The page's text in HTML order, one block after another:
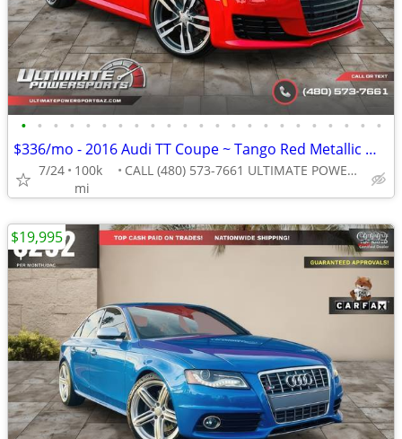
• • • • • • • • • • • • • • • • • • • • • • •
$336/mo - 2016 Audi TT Coupe ~ Tango Red Metallic WE FINANCE ALL CREDI
7/24
100k
mi
CALL (480) 573-7661 ULTIMATE POWERSPORTS
$19,995